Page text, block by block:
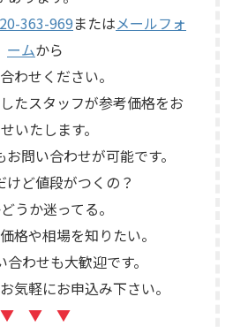
護
源コードや取扱説明書など付
属品の有無を確認しながら査
定いたしました。 買取商品：
YAMAHA SB168-ES メーカー：
SB168-ES カ ...
363-969またはメールフォ
ームから
わせください。
たスタッフが参考価格をお
いたします。
お問い合わせが可能です。
けど値段がつくの？
うか迷ってる。
格や相場を知りたい。
わせも大歓迎です。
気軽にお申込み下さい。
▼ ▼ ▼